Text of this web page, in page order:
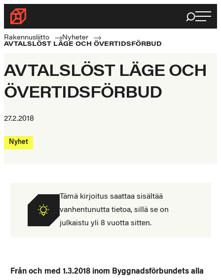
Byggnadsförbundet
Rakennusalan
ammattilaisten
Haku
Rakennusliitto
Nyheter
AVTALSLÖST LÄGE OCH ÖVERTIDSFÖRBUD
AVTALSLÖST LÄGE OCH
ÖVERTIDSFÖRBUD
27.2.2018
Nyhet
Tämä kirjoitus saattaa sisältää
vanhentunutta tietoa, sillä se on
julkaistu yli 8 vuotta sitten.
Från och med 1.3.2018 inom Byggnadsförbundets alla